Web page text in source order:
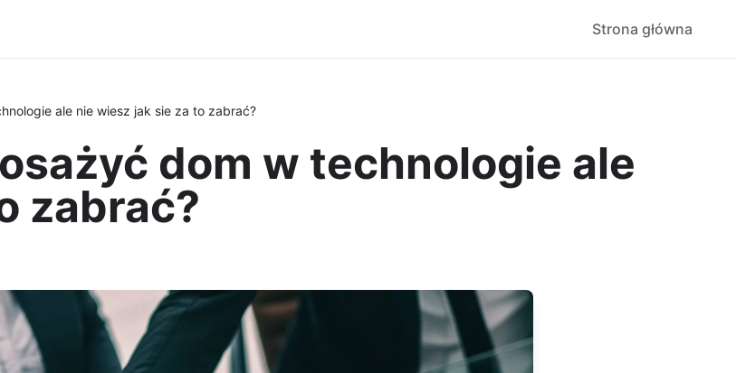
Strona główna
ale nie wiesz jak sie za to zabrać?
dom w technologie ale
zabrać?